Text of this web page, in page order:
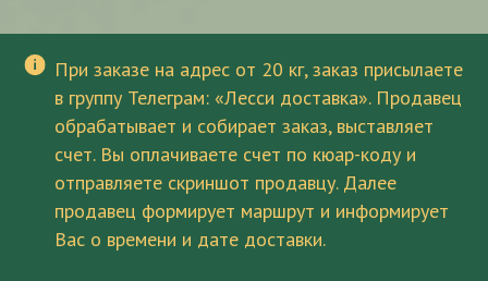
При заказе на адрес от 20 кг, заказ присылаете
в группу Телеграм: «Лесси доставка». Продавец
обрабатывает и собирает заказ, выставляет
счет. Вы оплачиваете счет по кюар-коду и
отправляете скриншот продавцу. Далее
продавец формирует маршрут и информирует
Вас о времени и дате доставки.